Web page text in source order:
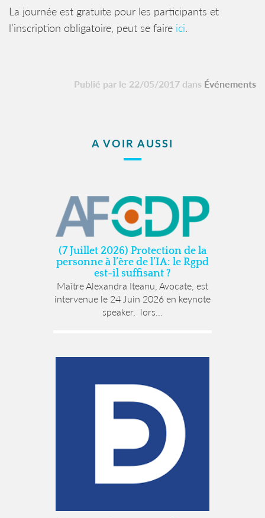
La journée est gratuite pour les participants et
l’inscription obligatoire, peut se faire ici
Publié par le 22/05/2017 dans Événements
A VOIR AUSSI
(7 Juillet 2026) Protection de la
personne à l’ère de l’IA: le Rgpd
est-il suffisant ?
Maître Alexandra Iteanu, Avocate, est
intervenue le 24 Juin 2026 en keynote
speaker, lors...